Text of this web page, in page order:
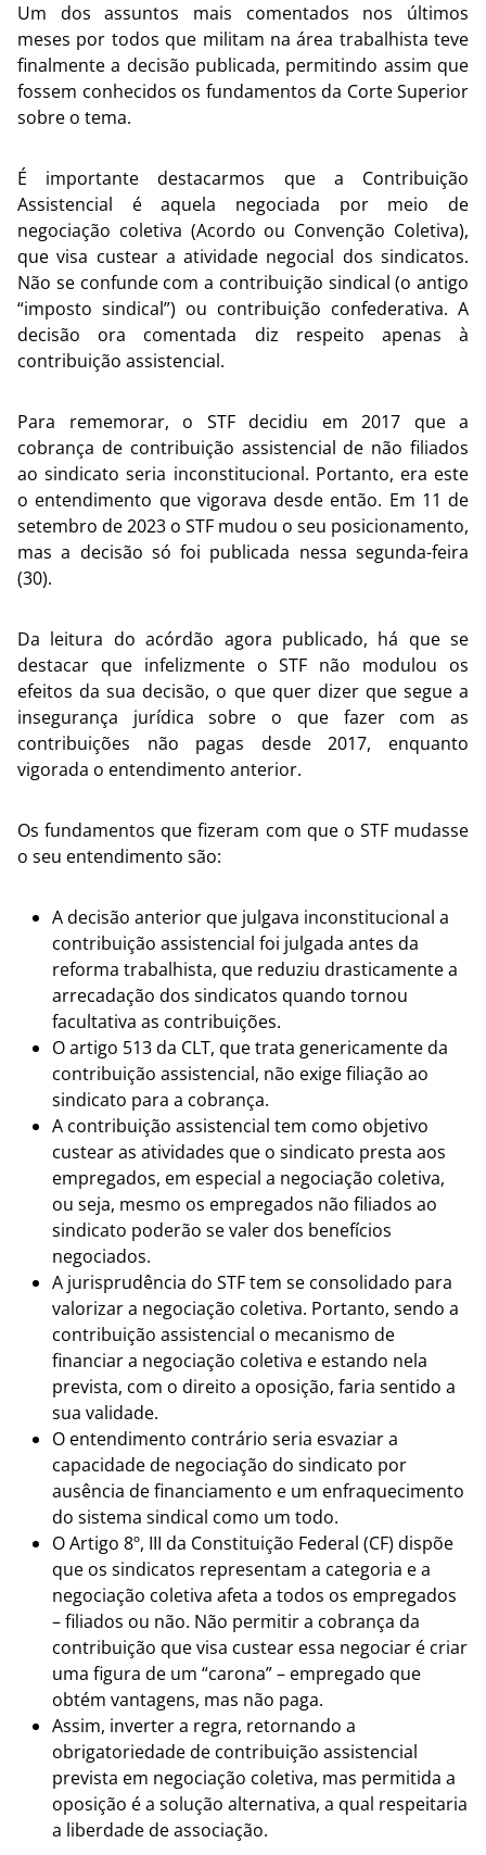
Um dos assuntos mais comentados nos últimos
meses por todos que militam na área trabalhista teve
finalmente a decisão publicada, permitindo assim que
fossem conhecidos os fundamentos da Corte Superior
sobre o tema.
É importante destacarmos que a Contribuição
Assistencial é aquela negociada por meio de
negociação coletiva (Acordo ou Convenção Coletiva),
que visa custear a atividade negocial dos sindicatos.
Não se confunde com a contribuição sindical (o antigo
“imposto sindical”) ou contribuição confederativa. A
decisão ora comentada diz respeito apenas à
contribuição assistencial.
Para rememorar, o STF decidiu em 2017 que a
cobrança de contribuição assistencial de não filiados
ao sindicato seria inconstitucional. Portanto, era este
o entendimento que vigorava desde então. Em 11 de
setembro de 2023 o STF mudou o seu posicionamento,
mas a decisão só foi publicada nessa segunda-feira
(30).
Da leitura do acórdão agora publicado, há que se
destacar que infelizmente o STF não modulou os
efeitos da sua decisão, o que quer dizer que segue a
insegurança jurídica sobre o que fazer com as
contribuições não pagas desde 2017, enquanto
vigorada o entendimento anterior.
Os fundamentos que fizeram com que o STF mudasse
o seu entendimento são:
A decisão anterior que julgava inconstitucional a
contribuição assistencial foi julgada antes da
reforma trabalhista, que reduziu drasticamente a
arrecadação dos sindicatos quando tornou
facultativa as contribuições.
O artigo 513 da CLT, que trata genericamente da
contribuição assistencial, não exige filiação ao
sindicato para a cobrança.
A contribuição assistencial tem como objetivo
custear as atividades que o sindicato presta aos
empregados, em especial a negociação coletiva,
ou seja, mesmo os empregados não filiados ao
sindicato poderão se valer dos benefícios
negociados.
A jurisprudência do STF tem se consolidado para
valorizar a negociação coletiva. Portanto, sendo a
contribuição assistencial o mecanismo de
financiar a negociação coletiva e estando nela
prevista, com o direito a oposição, faria sentido a
sua validade.
O entendimento contrário seria esvaziar a
capacidade de negociação do sindicato por
ausência de financiamento e um enfraquecimento
do sistema sindical como um todo.
O Artigo 8º, III da Constituição Federal (CF) dispõe
que os sindicatos representam a categoria e a
negociação coletiva afeta a todos os empregados
– filiados ou não. Não permitir a cobrança da
contribuição que visa custear essa negociar é criar
uma figura de um “carona” – empregado que
obtém vantagens, mas não paga.
Assim, inverter a regra, retornando a
obrigatoriedade de contribuição assistencial
prevista em negociação coletiva, mas permitida a
oposição é a solução alternativa, a qual respeitaria
a liberdade de associação.